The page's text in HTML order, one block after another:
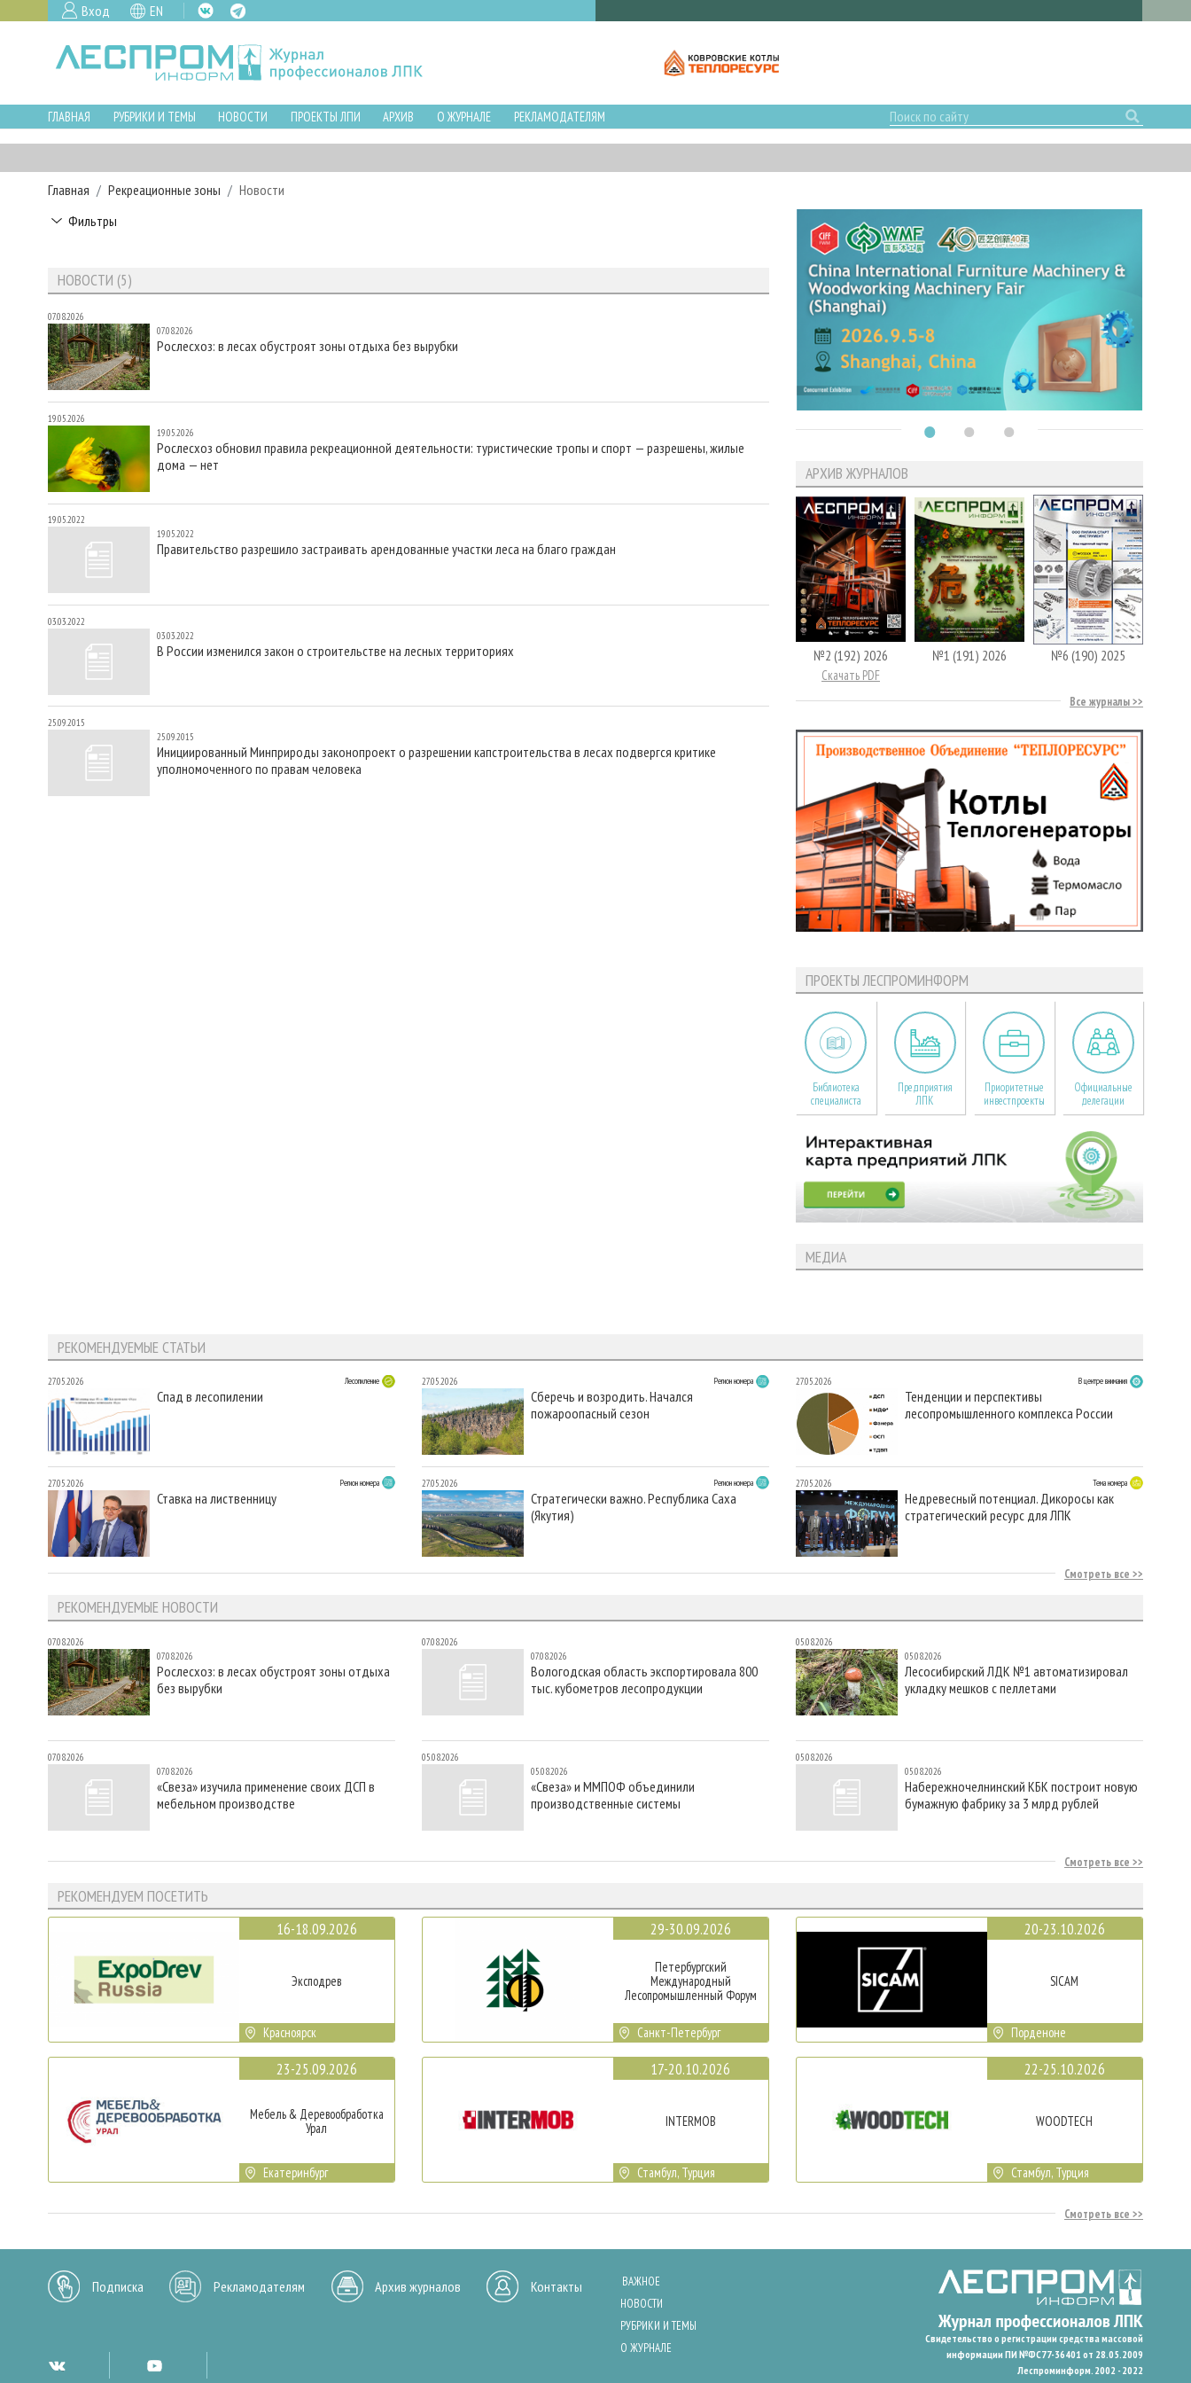
Вход EN
ГЛАВНАЯ РУБРИКИ И ТЕМЫ НОВОСТИ ПРОЕКТЫ ЛПИ АРХИВ О ЖУРНАЛЕ РЕКЛАМОДАТЕЛЯМ
Главная Рекреационные зоны
Новости
Фильтры
НОВОСТИ (5)
07.08.2026
07.08.2026
Рослесхоз: в лесах обустроят зоны отдыха без вырубки
19.05.2026
19.05.2026
Рослесхоз обновил правила рекреационной деятельности: туристические тропы и спорт — разрешены, жилые
дома — нет
19.05.2022
19.05.2022
Правительство разрешило застраивать арендованные участки леса на благо граждан
03.03.2022
03.03.2022
В России изменился закон о строительстве на лесных территориях
25.09.2015
25.09.2015
Инициированный Минприроды законопроект о разрешении капстроительства в лесах подвергся критике
уполномоченного по правам человека
АРХИВ ЖУРНАЛОВ
№2 (192) 2026
Скачать PDF
№1 (191) 2026 №6 (190) 2025
Все журналы
ПРОЕКТЫ ЛЕСПРОМИНФОРМ
Библиотека
специалиста
Предприятия
ЛПК
Приоритетные
инвестпроекты
Официальные
делегации
МЕДИА
РЕКОМЕНДУЕМЫЕ СТАТЬИ
27.05.2026 Лесопиление
Спад в лесопилении
27.05.2026 Регион номера
Ставка на лиственницу
27.05.2026 Регион номера
Сберечь и возродить. Начался
пожароопасный сезон
27.05.2026 Регион номера
Стратегически важно. Республика Саха
(Якутия)
27.05.2026 В центре внимания
Тенденции и перспективы
лесопромышленного комплекса России
27.05.2026 Тема номера
Недревесный потенциал. Дикоросы как
стратегический ресурс для ЛПК
Смотреть все
РЕКОМЕНДУЕМЫЕ НОВОСТИ
07.08.2026
07.08.2026
Рослесхоз: в лесах обустроят зоны отдыха
без вырубки
07.08.2026
07.08.2026
«Свеза» изучила применение своих ДСП в
мебельном производстве
07.08.2026
07.08.2026
Вологодская область экспортировала 800
тыс. кубометров лесопродукции
05.08.2026
05.08.2026
«Свеза» и ММПОФ объединили
производственные системы
05.08.2026
05.08.2026
Лесосибирский ЛДК №1 автоматизировал
укладку мешков с пеллетами
05.08.2026
05.08.2026
Набережночелнинский КБК построит новую
бумажную фабрику за 3 млрд рублей
Смотреть все
РЕКОМЕНДУЕМ ПОСЕТИТЬ
16-18.09.2026
Эксподрев
Красноярск
23-25.09.2026
Мебель & Деревообработка
Урал
Екатеринбург
29-30.09.2026
Петербургский
Международный
Лесопромышленный Форум
Санкт-Петербург
17-20.10.2026
INTERMOB
Стамбул, Турция
20-23.10.2026
SICAM
Порденоне
22-25.10.2026
WOODTECH
Стамбул, Турция
Смотреть все
Подписка Рекламодателям Архив журналов Контакты
ВАЖНОЕ
НОВОСТИ
РУБРИКИ И ТЕМЫ
О ЖУРНАЛЕ
Свидетельство о регистрации средства массовой
информации ПИ №ФС77-36401 от 28.05.2009
Леспроминформ. 2002 - 2022